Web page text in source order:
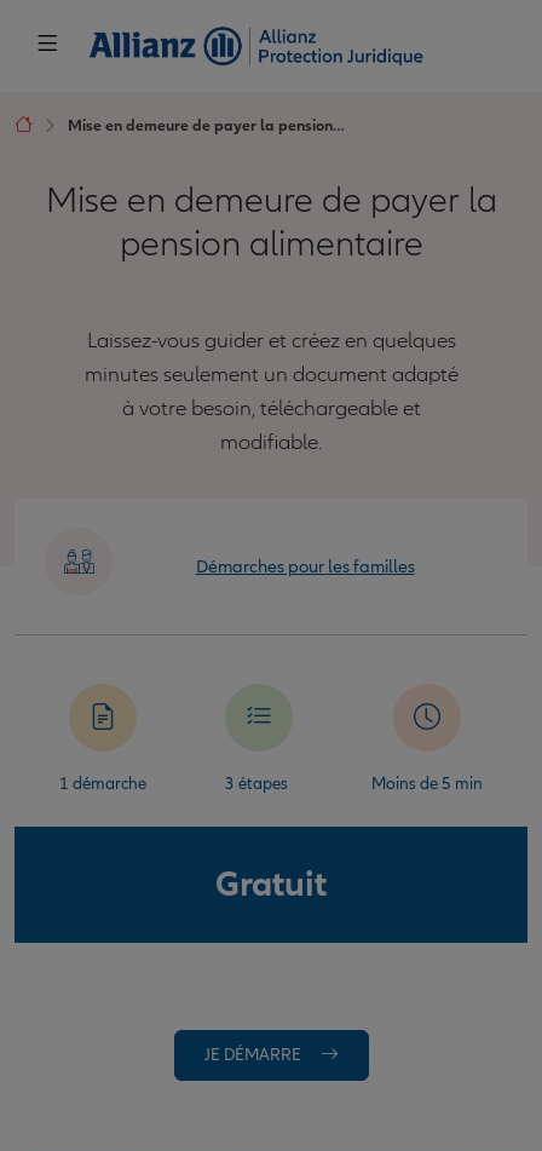
Mise en demeure de payer la pension alimentaire
Mise en demeure de payer la
pension alimentaire
Laissez-vous guider et créez en quelques
minutes seulement un document adapté
à votre besoin, téléchargeable et
modifiable.
Démarches pour les familles
1 démarche 3 étapes Moins de 5 min
Gratuit
JE DÉMARRE